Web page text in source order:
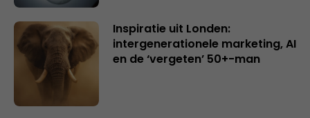
Inspiratie uit Londen:
intergenerationele marketing, AI
en de ‘vergeten’ 50+-man